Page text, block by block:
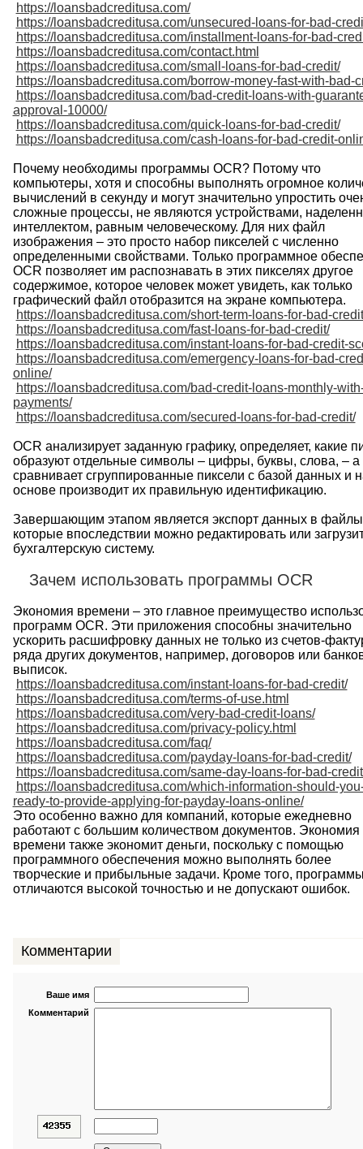
https://loansbadcreditusa.com/
https://loansbadcreditusa.com/unsecured-loans-for-bad-
https://loansbadcreditusa.com/installment-loans-for-bad-
https://loansbadcreditusa.com/contact.html
https://loansbadcreditusa.com/small-loans-for-bad-credit/
https://loansbadcreditusa.com/borrow-money-fast-with-bad-
https://loansbadcreditusa.com/bad-credit-loans-with-
approval-10000/
https://loansbadcreditusa.com/quick-loans-for-bad-credit/
https://loansbadcreditusa.com/cash-loans-for-bad-credit-
Почему необходимы программы OCR? Потому что
компьютеры, хотя и способны выполнять огромное
вычислений в секунду и могут значительно упростить
сложные процессы, не являются устройствами,
интеллектом, равным человеческому. Для них файл
изображения – это просто набор пикселей с численно
определенными свойствами. Только программное
OCR позволяет им распознавать в этих пикселях другое
содержимое, которое человек может увидеть, как только
графический файл отобразится на экране компьютера.
https://loansbadcreditusa.com/short-term-loans-for-bad-
https://loansbadcreditusa.com/fast-loans-for-bad-credit/
https://loansbadcreditusa.com/instant-loans-for-bad-credit-
https://loansbadcreditusa.com/emergency-loans-for-bad-
online/
https://loansbadcreditusa.com/bad-credit-loans-monthly-
payments/
https://loansbadcreditusa.com/secured-loans-for-bad-credit/
OCR анализирует заданную графику, определяет, какие
образуют отдельные символы – цифры, буквы, слова, – а
сравнивает сгруппированные пиксели с базой данных и
основе производит их правильную идентификацию.
Завершающим этапом является экспорт данных в файлы
которые впоследствии можно редактировать или
бухгалтерскую систему.
Зачем использовать программы OCR
Экономия времени – это главное преимущество
программ OCR. Эти приложения способны значительно
ускорить расшифровку данных не только из счетов-
ряда других документов, например, договоров или
выписок.
https://loansbadcreditusa.com/instant-loans-for-bad-credit/
https://loansbadcreditusa.com/terms-of-use.html
https://loansbadcreditusa.com/very-bad-credit-loans/
https://loansbadcreditusa.com/privacy-policy.html
https://loansbadcreditusa.com/faq/
https://loansbadcreditusa.com/payday-loans-for-bad-credit/
https://loansbadcreditusa.com/same-day-loans-for-bad-
https://loansbadcreditusa.com/which-information-should-
ready-to-provide-applying-for-payday-loans-online/
Это особенно важно для компаний, которые ежедневно
работают с большим количеством документов. Экономия
времени также экономит деньги, поскольку с помощью
программного обеспечения можно выполнять более
творческие и прибыльные задачи. Кроме того,
отличаются высокой точностью и не допускают ошибок.
Комментарии
Ваше имя
Комментарий